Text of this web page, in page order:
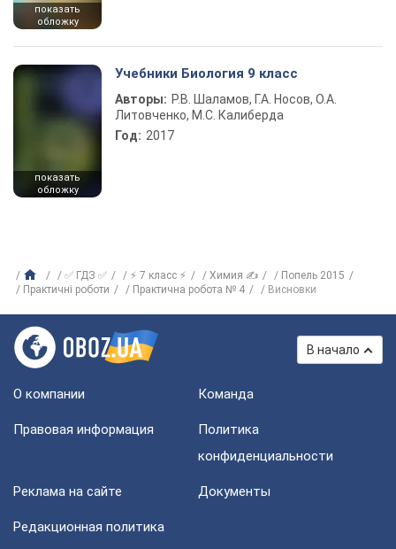
показать
обложку
показать
обложку
Учебники Биология 9 класс
Авторы: Р.В. Шаламов, Г.А. Носов, О.А.
Литовченко, М.С. Калиберда
Год: 2017
✅ ГДЗ ✅ ⚡ 7 класс ⚡ Химия ✍
Попель 2015
Практичні роботи
Практична робота № 4 Висновки
В начало
О компании Команда
Правовая информация
Политика
конфиденциальности
Реклама на сайте Документы
Редакционная политика